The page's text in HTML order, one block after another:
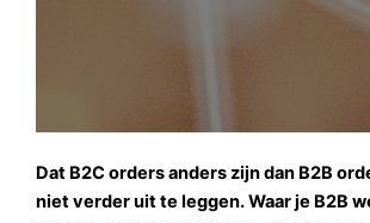
Dat B2C orders anders zijn dan B2B
niet verder uit te leggen. Waar je B2B